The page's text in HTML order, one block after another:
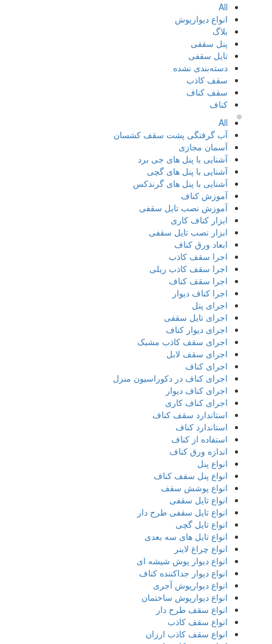
All
انواع دیوارپوش
بلاگ
پنل سقفی
تایل سقفی
دسته‌بندی نشده
سقف کاذب
سقف کناف
کناف
All
آب گرفتگی پشت سقف کشسان
آسمان مجازی
آشنایی با پنل های جی برد
آشنایی با پنل های گچی
آشنایی با پنل های گرندکس
آموزش کناف
آموزش نصب تایل سقفی
ابزار کناف کاری
ابزار نصب تایل سقفی
ابعاد ورق کناف
اجرا سقف کاذب
اجرا سقف کاذب ریلی
اجرا سقف کناف
اجرا کناف دیوار
اجرای پنل
اجرای تایل سقفی
اجرای دیوار کناف
اجرای سقف کاذب مشبک
اجرای سقف لابل
اجرای کناف
اجرای کناف در دکوراسیون منزل
اجرای کناف دیوار
اجرای کناف کاری
استاندارد سقف کناف
استاندارد کناف
استفاده از کناف
اندازه ورق کناف
انواع پنل
انواع پنل سقف کناف
انواع پوشش سقف
انواع تایل سقفی
انواع تایل سقفی طرح دار
انواع تایل گچی
انواع تایل های سه بعدی
انواع چراغ لاینر
انواع دیوار پوش شیشه ای
انواع دیوار جداکننده کناف
انواع دیوارپوش آجری
انواع دیوارپوش ساختمان
انواع سقف طرح دار
انواع سقف کاذب
انواع سقف کاذب ارزان